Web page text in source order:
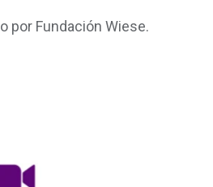
por Fundación Wiese.